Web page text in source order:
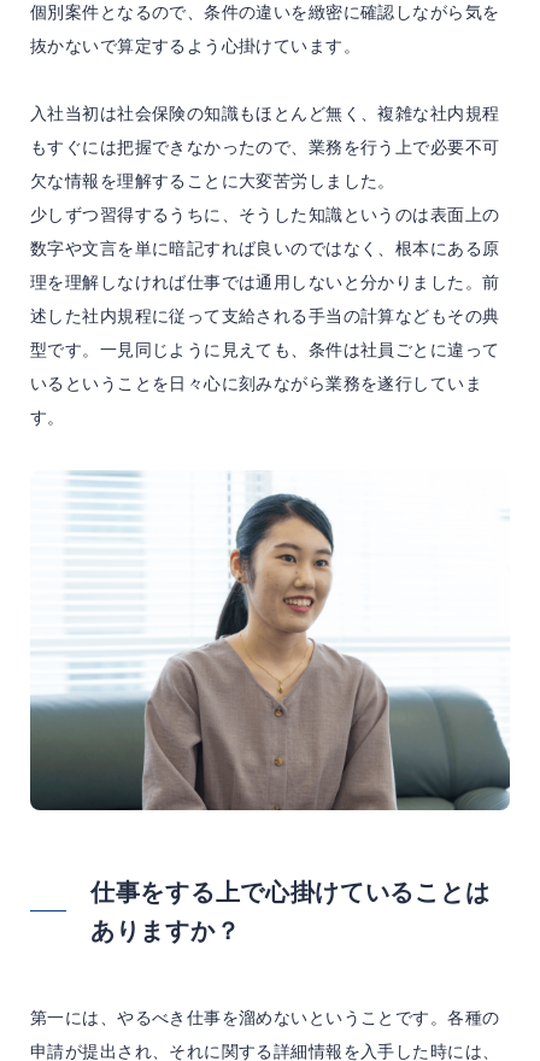
個別案件となるので、条件の違いを緻密に確認しながら気を
抜かないで算定するよう心掛けています。
入社当初は社会保険の知識もほとんど無く、複雑な社内規程
もすぐには把握できなかったので、業務を行う上で必要不可
欠な情報を理解することに大変苦労しました。
少しずつ習得するうちに、そうした知識というのは表面上の
数字や文言を単に暗記すれば良いのではなく、根本にある原
理を理解しなければ仕事では通用しないと分かりました。前
述した社内規程に従って支給される手当の計算などもその典
型です。一見同じように見えても、条件は社員ごとに違って
いるということを日々心に刻みながら業務を遂行していま
す。
仕事をする上で心掛けていることは
ありますか？
第一には、やるべき仕事を溜めないということです。各種の
申請が提出され、それに関する詳細情報を入手した時には、